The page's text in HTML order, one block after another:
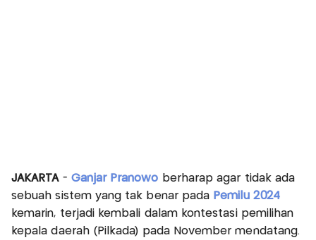
JAKARTA- Ganjar Pranowo berharap agar tidak ada
sebuah sistem yang tak benar pada Pemilu 2024
kemarin, terjadi kembali dalam kontestasi pemilihan
kepala daerah (Pilkada) pada November mendatang.